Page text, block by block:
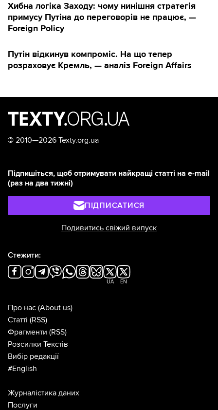
Хибна логіка Заходу: чому нинішня стратегія
примусу Путіна до переговорів не працює, —
Foreign Policy
Путін відкинув компроміс. На що тепер
розраховує Кремль, — аналіз Foreign Affairs
© 2010—2026 Texty.org.ua
Підпишіться, щоб отримувати найкращі статті на e-mail
(раз на два тижні)
ПІДПИСАТИСЯ
Подивитись свіжий випуск
Стежити:
UA EN
Про нас (About us)
Статті (RSS)
Фрагменти (RSS)
Розсилки Текстів
Вибір редакції
#English
Журналістика даних
Послуги